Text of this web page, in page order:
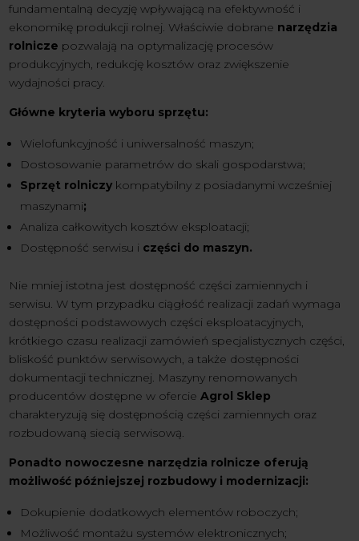
fundamentalną decyzję wpływającą na efektywność i
ekonomikę produkcji rolnej. Właściwie dobrane narzędzia
rolnicze pozwalają na optymalizację procesów
produkcyjnych, redukcję kosztów oraz zwiększenie
wydajności pracy.
Główne kryteria wyboru sprzętu:
Wielofunkcyjność i uniwersalność maszyn;
Dostosowanie parametrów do skali gospodarstwa;
Sprzęt rolniczy kompatybilny z posiadanymi wcześniej
maszynami;
Analiza całkowitych kosztów eksploatacji;
Dostępność serwisu i części do maszyn.
Nie mniej istotna jest dostępność części zamiennych i
serwisu. W tym przypadku ciągłość realizacji zadań wymaga
dostępności podstawowych części eksploatacyjnych,
krótkiego czasu realizacji zamówień specjalistycznych części,
bliskość punktów serwisowych, a także dostępności
dokumentacji technicznej. Maszyny renomowanych
producentów dostępne w ofercieAgrol Sklep
charakteryzują się dostępnością części zamiennych oraz
rozbudowaną siecią serwisową.
Ponadto nowoczesne narzędzia rolnicze oferują
możliwość późniejszej rozbudowy i modernizacji:
Dokupienie dodatkowych elementów roboczych;
Możliwość montażu systemów elektronicznych;